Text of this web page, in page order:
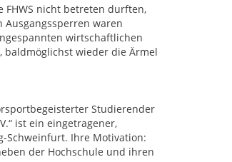
FHWS nicht betreten durften,
Ausgangssperren waren
wirtschaftlichen
baldmöglichst wieder die Ärmel
Studierender
ist ein eingetragener,
Schweinfurt. Ihre Motivation:
der Hochschule und ihren